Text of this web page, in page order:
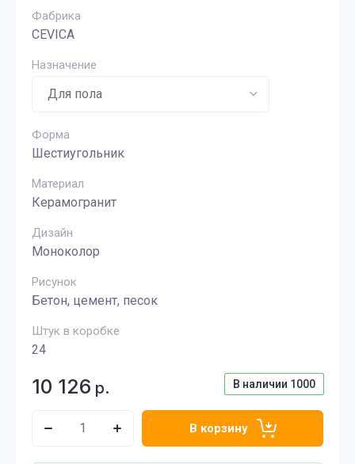
Фабрика
CEVICA
Назначение
Форма
Шестиугольник
Материал
Керамогранит
Дизайн
Моноколор
Рисунок
Бетон, цемент, песок
Штук в коробке
24
В наличии 1000
10 126 р.
В корзину